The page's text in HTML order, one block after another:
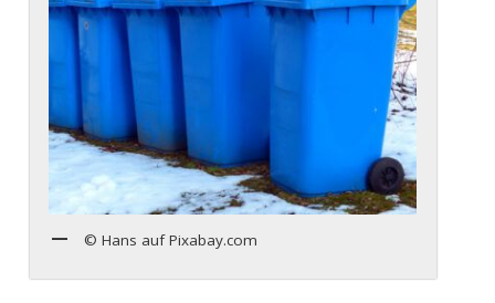
© Hans auf Pixabay.com